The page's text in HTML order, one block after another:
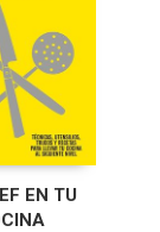
EN TU